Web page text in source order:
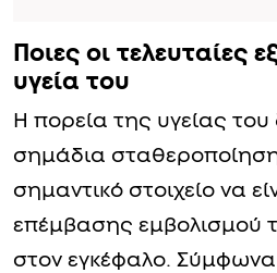
Ποιες οι τελευταίες
υγεία του
Η πορεία της υγείας του
σημάδια
σημαντικό στοιχείο να
επέμβασης εμβολισμού
στον εγκέφαλο.